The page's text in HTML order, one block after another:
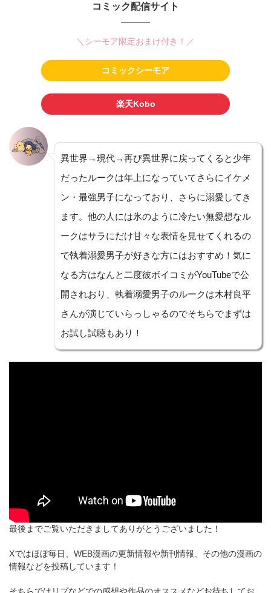
コミック配信サイト
＼シーモア限定おまけ付き！／
コミックシーモア
楽天Kobo
異世界→現代→再び異世界に戻ってくると少年
だったルークは年上になっていてさらにイケメ
ン・最強男子になっており、さらに溺愛してき
ます。他の人には氷のように冷たい無愛想なル
ークはサラにだけ甘々な表情を見せてくれるの
で執着溺愛男子が好きな方にはおすすめ！気に
なる方はなんと二度彼ボイコミがYouTubeで公
開されおり、執着溺愛男子のルークは木村良平
さんが演じていらっしゃるのでそちらでまずは
お試し試聴もあり！
最後までご覧いただきましてありがとうございました！
Xではほぼ毎日、WEB漫画の更新情報や新刊情報、その他の漫画の
情報などを投稿しています！